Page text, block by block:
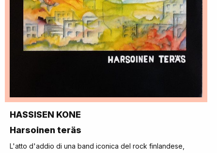
HASSISEN KONE
Harsoinen teräs
L'atto d'addio di una band iconica del rock finlandese,